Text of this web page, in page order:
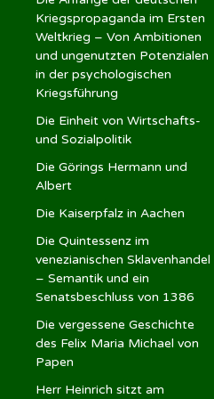
Kriegspropaganda im Ersten
Weltkrieg – Von Ambitionen
und ungenutzten Potenzialen
in der psychologischen
Kriegsführung
Die Einheit von Wirtschafts-
und Sozialpolitik
Die Görings Hermann und
Albert
Die Kaiserpfalz in Aachen
Die Quintessenz im
venezianischen Sklavenhandel
– Semantik und ein
Senatsbeschluss von 1386
Die vergessene Geschichte
des Felix Maria Michael von
Papen
Herr Heinrich sitzt am